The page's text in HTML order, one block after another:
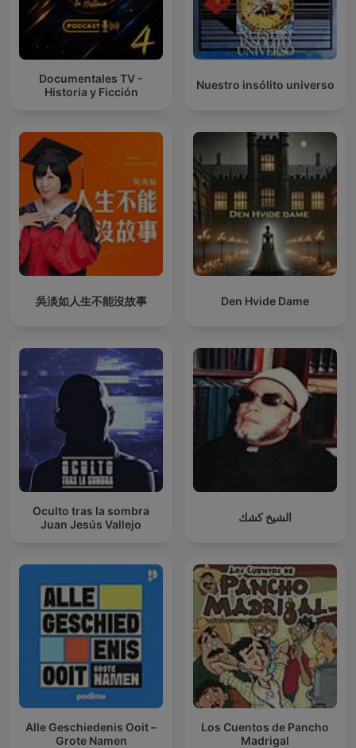
Documentales TV -
Historia y Ficción
Nuestro insólito universo
吳淡如人生不能沒故事 Den Hvide Dame
Oculto tras la sombra
Juan Jesús Vallejo
الشيخ كشك
Alle Geschiedenis Ooit –
Grote Namen
Los Cuentos de Pancho
Madrigal